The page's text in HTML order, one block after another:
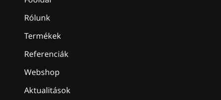
Rólunk
Termékek
Referenciák
Webshop
Aktualitások